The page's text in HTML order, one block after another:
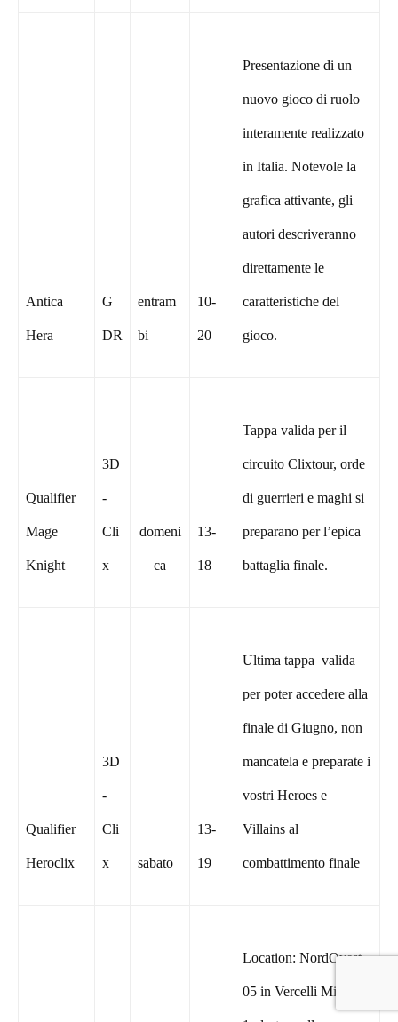
Antica
Hera
G
DR
entram
bi
10-
20
Presentazione di un
nuovo gioco di ruolo
interamente realizzato
in Italia. Notevole la
grafica attivante, gli
autori descriveranno
direttamente le
caratteristiche del
gioco.
Qualifier
Mage
Knight
3D
-
Cli
x
domeni
ca
13-
18
Tappa valida per il
circuito Clixtour, orde
di guerrieri e maghi si
preparano per l’epica
battaglia finale.
Qualifier
Heroclix
3D
-
Cli
x sabato
13-
19
Ultima tappa valida
per poter accedere alla
finale di Giugno, non
mancatela e preparate i
vostri Heroes e
Villains al
combattimento finale
Location: NordOvest
05 in Vercelli Mission